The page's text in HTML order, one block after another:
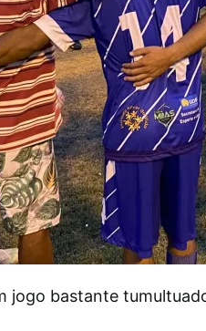
jogo bastante